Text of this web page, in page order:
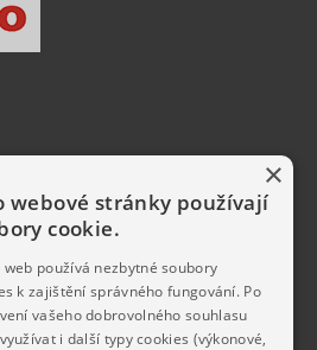
o regionu
×
webové stránky používají
cookie.
web používá nezbytné soubory
k zajištění správného fungování. Po
vašeho dobrovolného souhlasu
i další typy cookies (výkonové,